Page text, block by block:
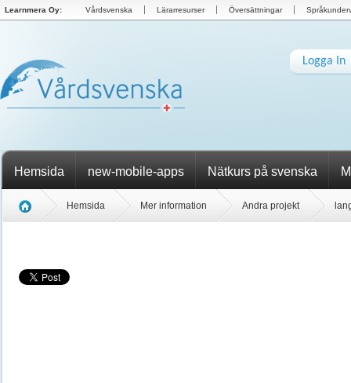
Learnmera Oy: Vårdsvenska Lärarresurser Översättningar
Logga In
Hemsida new-mobile-apps Nätkurs på svenska
Hemsida Mer information Andra projekt